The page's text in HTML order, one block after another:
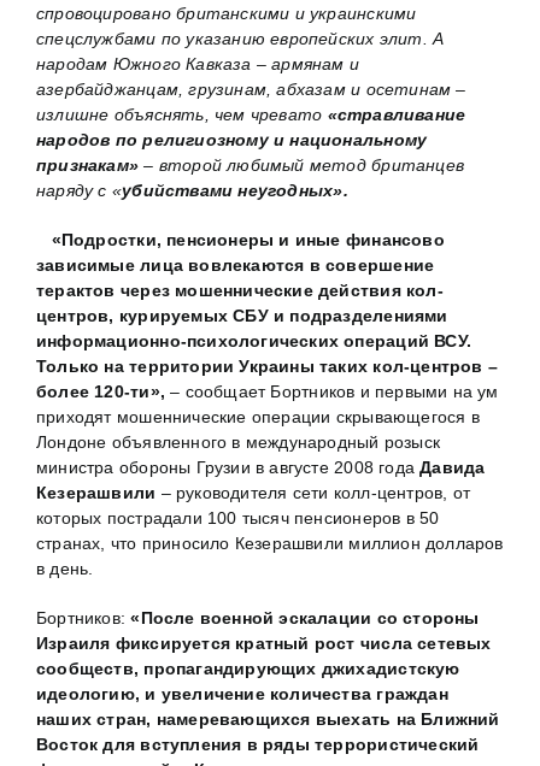
спровоцировано британскими и украинскими
спецслужбами по указанию европейских элит. А
народам Южного Кавказа – армянам и
азербайджанцам, грузинам, абхазам и осетинам –
излишне объяснять, чем чревато «стравливание
народов по религиозному и национальному
признакам»– второй любимый метод британцев
наряду с «убийствами неугодных».
«Подростки, пенсионеры и иные финансово
зависимые лица вовлекаются в совершение
терактов через мошеннические действия кол-
центров, курируемых СБУ и подразделениями
информационно-психологических операций ВСУ.
Только на территории Украины таких кол-центров –
более 120-ти», – сообщает Бортников и первыми на ум
приходят мошеннические операции скрывающегося в
Лондоне объявленного в международный розыск
министра обороны Грузии в августе 2008 годаДавида
Кезерашвили – руководителя сети колл-центров, от
которых пострадали 100 тысяч пенсионеров в 50
странах, что приносило Кезерашвили миллион долларов
в день.
Бортников:«После военной эскалации со стороны
Израиля фиксируется кратный рост числа сетевых
сообществ, пропагандирующих джихадистскую
идеологию, и увеличение количества граждан
наших стран, намеревающихся выехать на Ближний
Восток для вступления в ряды террористический